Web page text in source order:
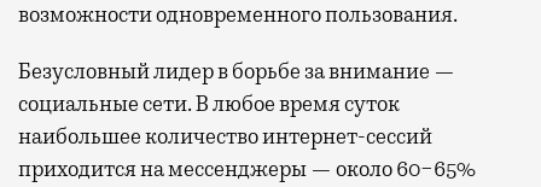
возможности одновременного пользования.
Безусловный лидер в борьбе за внимание —
социальные сети. В любое время суток
наибольшее количество интернет-сессий
приходится на мессенджеры — около 60−65%